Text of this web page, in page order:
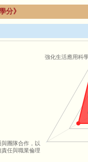
分》
強化生活應用科
團隊合作，以
責任與職業倫理